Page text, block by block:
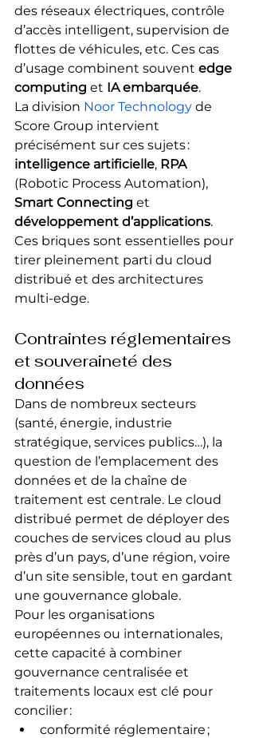
des réseaux électriques, contrôle
d’accès intelligent, supervision de
flottes de véhicules, etc. Ces cas
d’usage combinent souvent edge
computing et IA embarquée.
La division Noor Technology de
Score Group intervient
précisément sur ces sujets :
intelligence artificielle, RPA
(Robotic Process Automation),
Smart Connecting et
développement d’applications.
Ces briques sont essentielles pour
tirer pleinement parti du cloud
distribué et des architectures
multi‑edge.
Contraintes réglementaires
et souveraineté des
données
Dans de nombreux secteurs
(santé, énergie, industrie
stratégique, services publics…), la
question de l’emplacement des
données et de la chaîne de
traitement est centrale. Le cloud
distribué permet de déployer des
couches de services cloud au plus
près d’un pays, d’une région, voire
d’un site sensible, tout en gardant
une gouvernance globale.
Pour les organisations
européennes ou internationales,
cette capacité à combiner
gouvernance centralisée et
traitements locaux est clé pour
concilier :
conformité réglementaire ;